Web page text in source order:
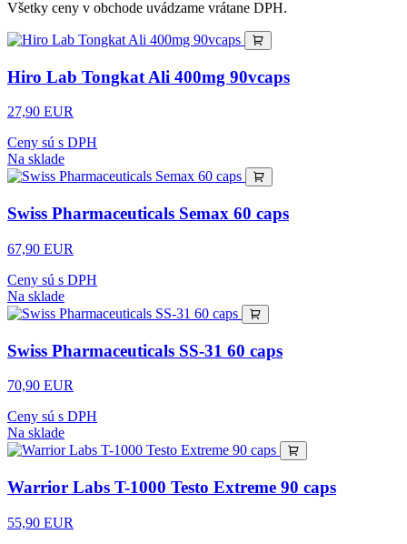
Všetky ceny v obchode uvádzame vrátane DPH.
Hiro Lab Tongkat Ali 400mg 90vcaps
27,90 EUR
Ceny sú s DPH
Na sklade
Swiss Pharmaceuticals Semax 60 caps
67,90 EUR
Ceny sú s DPH
Na sklade
Swiss Pharmaceuticals SS-31 60 caps
70,90 EUR
Ceny sú s DPH
Na sklade
Warrior Labs T-1000 Testo Extreme 90 caps
55,90 EUR